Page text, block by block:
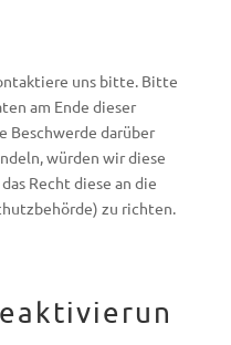
uns bitte. Bitte
am Ende dieser
Beschwerde darüber
würden wir diese
Recht diese an die
zu richten.